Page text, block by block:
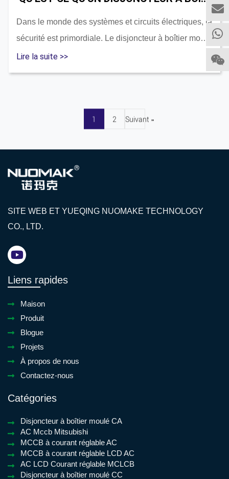
Dans le monde des systèmes et circuits électriques, la
sécurité est primordiale. Le disjoncteur à boîtier moulé
(MCCB) est un équipement clé qui joue un rôle clé
dans le maintien de la sécurité. Conçu pour pro...
Lire la suite >>
1 2 Suivant »
SITE WEB ET YUEQING NUOMAKE TECHNOLOGY
CO., LTD.
Liens rapides
Maison
Produit
Blogue
Projets
À propos de nous
Contactez-nous
Catégories
Disjoncteur à boîtier moulé CA
AC Mccb Mitsubishi
MCCB à courant réglable AC
MCCB à courant réglable LCD AC
AC LCD Courant réglable MCLCB
Disjoncteur à boîtier moulé CC